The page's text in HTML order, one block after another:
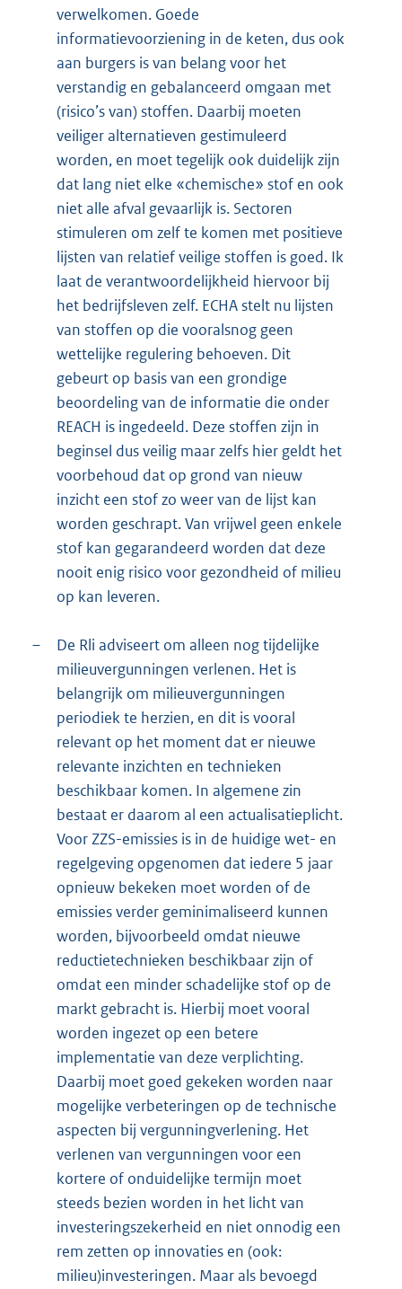
verwelkomen. Goede
informatievoorziening in de keten, dus ook
aan burgers is van belang voor het
verstandig en gebalanceerd omgaan met
(risico’s van) stoffen. Daarbij moeten
veiliger alternatieven gestimuleerd
worden, en moet tegelijk ook duidelijk zijn
dat lang niet elke «chemische» stof en ook
niet alle afval gevaarlijk is. Sectoren
stimuleren om zelf te komen met positieve
lijsten van relatief veilige stoffen is goed. Ik
laat de verantwoordelijkheid hiervoor bij
het bedrijfsleven zelf. ECHA stelt nu lijsten
van stoffen op die vooralsnog geen
wettelijke regulering behoeven. Dit
gebeurt op basis van een grondige
beoordeling van de informatie die onder
REACH is ingedeeld. Deze stoffen zijn in
beginsel dus veilig maar zelfs hier geldt het
voorbehoud dat op grond van nieuw
inzicht een stof zo weer van de lijst kan
worden geschrapt. Van vrijwel geen enkele
stof kan gegarandeerd worden dat deze
nooit enig risico voor gezondheid of milieu
op kan leveren.
–
De Rli adviseert om alleen nog tijdelijke
milieuvergunningen verlenen. Het is
belangrijk om milieuvergunningen
periodiek te herzien, en dit is vooral
relevant op het moment dat er nieuwe
relevante inzichten en technieken
beschikbaar komen. In algemene zin
bestaat er daarom al een actualisatieplicht.
Voor ZZS-emissies is in de huidige wet- en
regelgeving opgenomen dat iedere 5 jaar
opnieuw bekeken moet worden of de
emissies verder geminimaliseerd kunnen
worden, bijvoorbeeld omdat nieuwe
reductietechnieken beschikbaar zijn of
omdat een minder schadelijke stof op de
markt gebracht is. Hierbij moet vooral
worden ingezet op een betere
implementatie van deze verplichting.
Daarbij moet goed gekeken worden naar
mogelijke verbeteringen op de technische
aspecten bij vergunningverlening. Het
verlenen van vergunningen voor een
kortere of onduidelijke termijn moet
steeds bezien worden in het licht van
investeringszekerheid en niet onnodig een
rem zetten op innovaties en (ook:
milieu)investeringen. Maar als bevoegd